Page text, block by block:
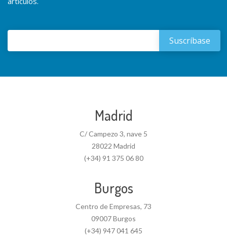
Madrid
C/ Campezo 3, nave 5
28022 Madrid
(+34) 91 375 06 80
Burgos
Centro de Empresas, 73
09007 Burgos
(+34) 947 041 645